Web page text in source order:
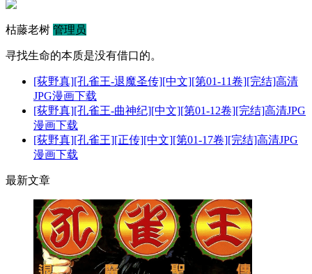
枯藤老树 管理员
寻找生命的本质是没有借口的。
[荻野真][孔雀王-退魔圣传][中文][第01-11卷][完结]高清
JPG漫画下载
[荻野真][孔雀王-曲神纪][中文][第01-12卷][完结]高清JPG
漫画下载
[荻野真][孔雀王][正传][中文][第01-17卷][完结]高清JPG
漫画下载
最新文章